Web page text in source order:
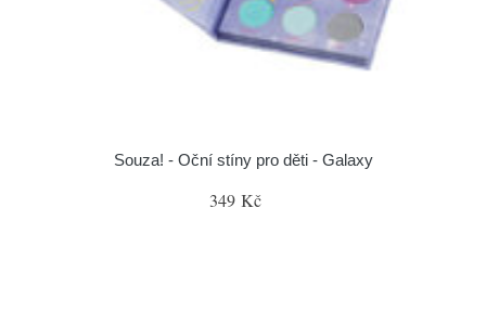
Souza! - Oční stíny pro děti - Galaxy
349 Kč